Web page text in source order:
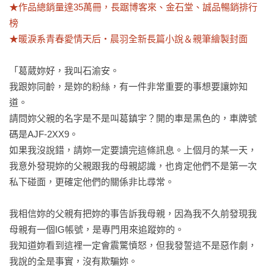
★作品總銷量達35萬冊，長踞博客來、金石堂、誠品暢銷排行
榜
★暖淚系青春愛情天后‧晨羽全新長篇小說＆親筆繪製封面
「葛葳妳好，我叫石渝安。
我跟妳同齡，是妳的粉絲，有一件非常重要的事想要讓妳知
道。
請問妳父親的名字是不是叫葛鎮宇？開的車是黑色的，車牌號
碼是AJF-2XX9。
如果我沒說錯，請妳一定要讀完這條訊息。上個月的某一天，
我意外發現妳的父親跟我的母親認識，也肯定他們不是第一次
私下碰面，更確定他們的關係非比尋常。
我相信妳的父親有把妳的事告訴我母親，因為我不久前發現我
母親有一個IG帳號，是專門用來追蹤妳的。
我知道妳看到這裡一定會震驚憤怒，但我發誓這不是惡作劇，
我說的全是事實，沒有欺騙妳。